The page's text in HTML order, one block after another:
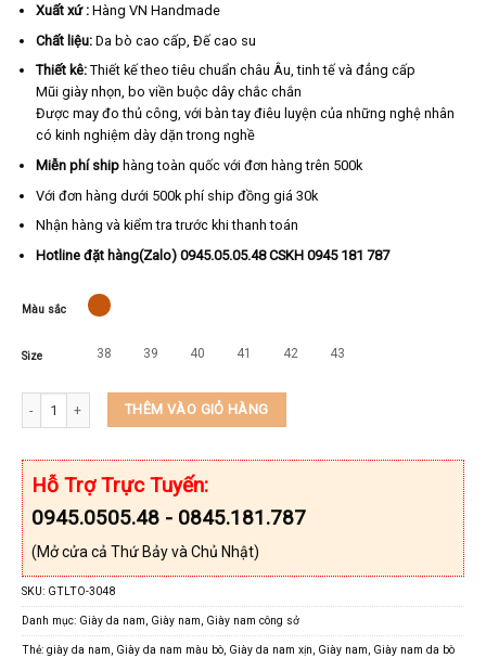
1,650,000 ₫.
là:
Xuất xứ :Hàng VN Handmade
Chất liệu:Da bò cao cấp, Đế cao su
Thiết kê:Thiết kế theo tiêu chuẩn châu Âu, tinh tế và đẳng cấp
Mũi giày nhọn, bo viền buộc dây chắc chắn
Được may đo thủ công, với bàn tay điêu luyện của những nghệ nhân
có kinh nghiệm dày dặn trong nghề
Miễn phí shiphàng toàn quốc với đơn hàng trên 500k
Với đơn hàng dưới 500k phí ship đồng giá 30k
Nhận hàng và kiểm tra trước khi thanh toán
Hotline đặt hàng(Zalo) 0945.05.05.48 CSKH 0945 181 787
Màu sắc
Size 38 39 40 41 42 43
Giày da nam da bò thật cao cấp KEEDO 3048 số lượng
THÊM VÀO GIỎ HÀNG
Hỗ Trợ Trực Tuyến:
0945.0505.48 - 0845.181.787
(Mở cửa cả Thứ Bảy và Chủ Nhật)
SKU: GTLTO-3048
Danh mục: Giày da nam, Giày nam, Giày nam công sở
Thẻ: giày da nam, Giày da nam màu bò, Giày da nam xịn, Giày nam, Giày nam da bò